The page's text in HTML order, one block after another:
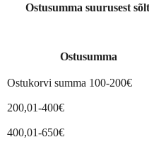
Ostusumma suurusest
Ostusumma
Ostukorvi summa 100-200€
200,01-400€
400,01-650€